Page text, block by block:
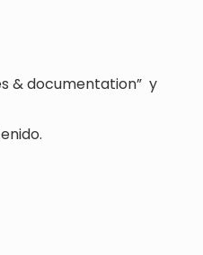
& documentation” y